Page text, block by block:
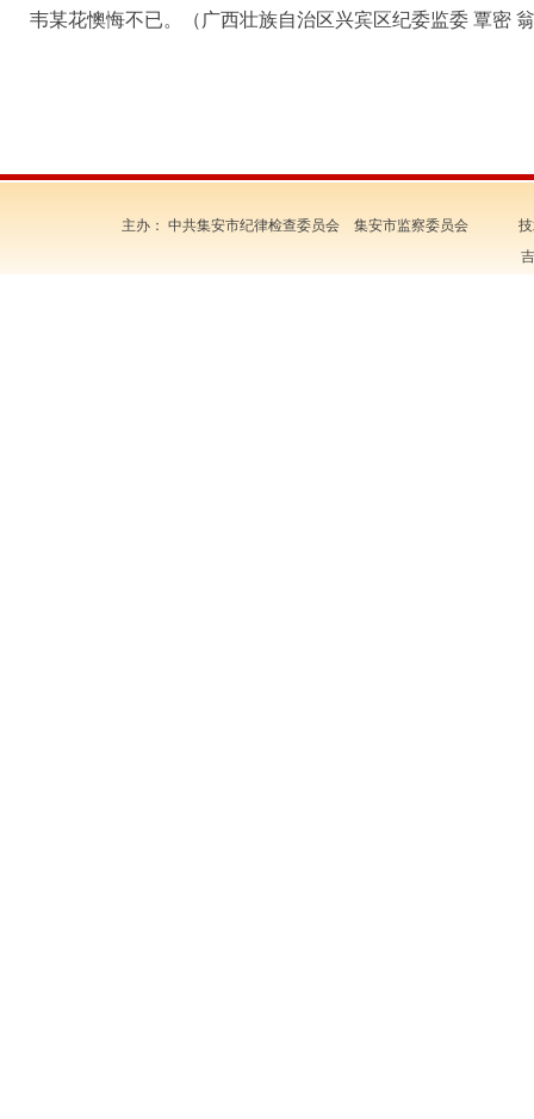
韦某花懊悔不已。（广西壮族自治区兴宾区纪委监委 覃密
主办： 中共集安市纪律检查委员会 集安市监察委员会 技